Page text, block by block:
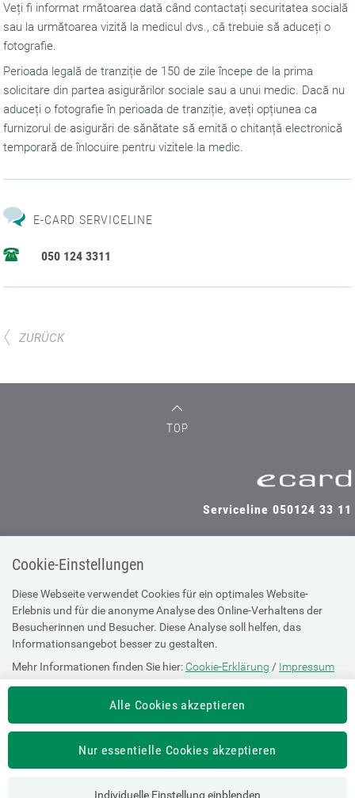
Cookie-Einstellungen
Diese Webseite verwendet Cookies für ein optimales Website-
Erlebnis und für die anonyme Analyse des Online-Verhaltens der
Besucherinnen und Besucher. Diese Analyse soll helfen, das
Informationsangebot besser zu gestalten.
Mehr Informationen finden Sie hier: Cookie-Erklärung / Impressum
Alle Cookies akzeptieren
Nur essentielle Cookies akzeptieren
Individuelle Einstellung einblenden
Veți fi informat rmătoarea dată când contactați securitatea socială
sau la următoarea vizită la medicul dvs., că trebuie să aduceți o
fotografie.
Perioada legală de tranziție de 150 de zile începe de la prima
solicitare din partea asigurărilor sociale sau a unui medic. Dacă nu
aduceți o fotografie în perioada de tranziție, aveți opțiunea ca
furnizorul de asigurări de sănătate să emită o chitanță electronică
temporară de înlocuire pentru vizitele la medic.
E-CARD SERVICELINE
050 124 3311
ZURÜCK
TOP
Serviceline 050124 33 11
Impressum
Site Map